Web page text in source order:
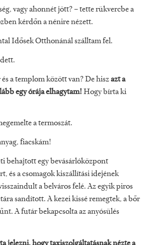
vagy ahonnét jött? – tette rükvercbe a
kérdőn a nénire nézett.
Idősek Otthonánál szálltam fel.
a templom között van? De hiszazt a
egy órája elhagytam! Hogy bírta ki
a termoszát.
fiacskám!
behajtott egy bevásárlóközpont
és a csomagok kiszállítási idejének
a belváros felé. Az egyik piros
sandított. A kezei kissé remegtek, a bőr
A futár bekapcsolta az anyósülés